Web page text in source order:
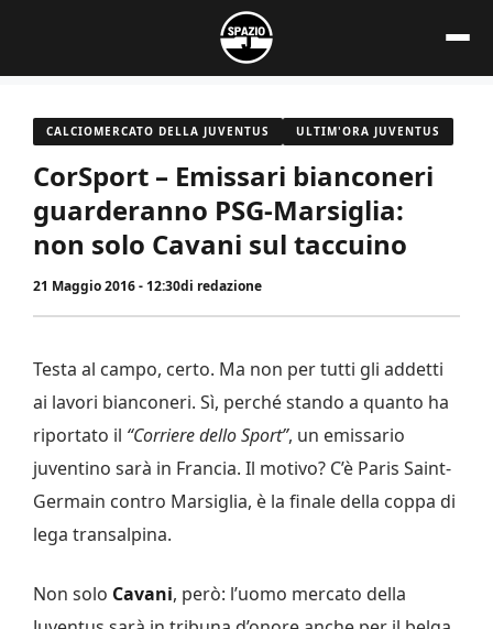
contenuto
CALCIOMERCATO DELLA JUVENTUS ULTIM'ORA JUVENTUS
CorSport – Emissari bianconeri
guarderanno PSG-Marsiglia:
non solo Cavani sul taccuino
21 Maggio 2016 - 12:30di redazione
Testa al campo, certo. Ma non per tutti gli addetti
ai lavori bianconeri. Sì, perché stando a quanto ha
riportato il “Corriere dello Sport”, un emissario
juventino sarà in Francia. Il motivo? C’è Paris Saint-
Germain contro Marsiglia, è la finale della coppa di
lega transalpina.
Non solo Cavani, però: l’uomo mercato della